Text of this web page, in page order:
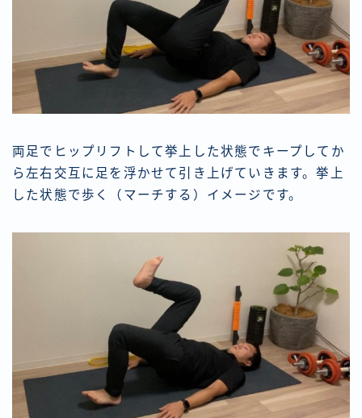
両足でヒップリフトして挙上した状態でキープしてか
ら左右交互に足を浮かせて引き上げていきます。挙上
した状態で歩く（マーチする）イメージです。